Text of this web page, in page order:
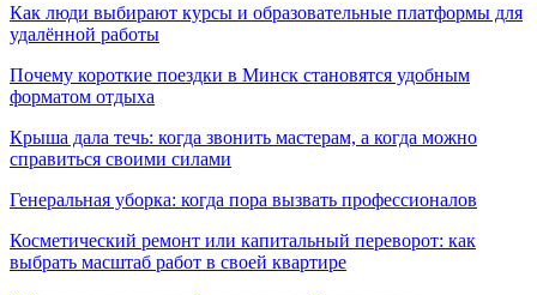
Как люди выбирают курсы и образовательные платформы для
удалённой работы
Почему короткие поездки в Минск становятся удобным
форматом отдыха
Крыша дала течь: когда звонить мастерам, а когда можно
справиться своими силами
Генеральная уборка: когда пора вызвать профессионалов
Косметический ремонт или капитальный переворот: как
выбрать масштаб работ в своей квартире